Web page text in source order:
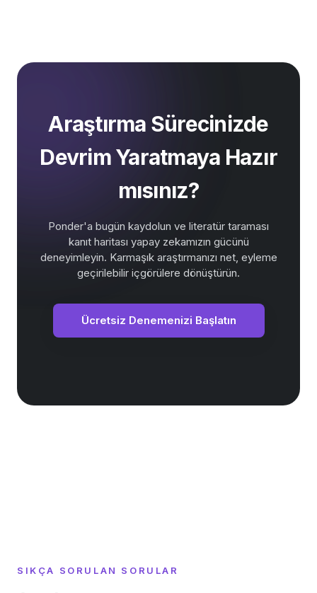
Araştırma Sürecinizde
Devrim Yaratmaya Hazır
mısınız?
Ponder'a bugün kaydolun ve literatür taraması
kanıt haritası yapay zekamızın gücünü
deneyimleyin. Karmaşık araştırmanızı net, eyleme
geçirilebilir içgörülere dönüştürün.
Ücretsiz Denemenizi Başlatın
SIKÇA SORULAN SORULAR